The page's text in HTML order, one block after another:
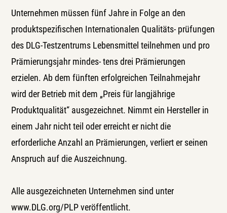
Unternehmen müssen fünf Jahre in Folge an den
produktspezifischen Internationalen Qualitäts- prüfungen
des DLG-Testzentrums Lebensmittel teilnehmen und pro
Prämierungsjahr mindes- tens drei Prämierungen
erzielen. Ab dem fünften erfolgreichen Teilnahmejahr
wird der Betrieb mit dem „Preis für langjährige
Produktqualität“ ausgezeichnet. Nimmt ein Hersteller in
einem Jahr nicht teil oder erreicht er nicht die
erforderliche Anzahl an Prämierungen, verliert er seinen
Anspruch auf die Auszeichnung.
Alle ausgezeichneten Unternehmen sind unter
www.DLG.org/PLPveröffentlicht.